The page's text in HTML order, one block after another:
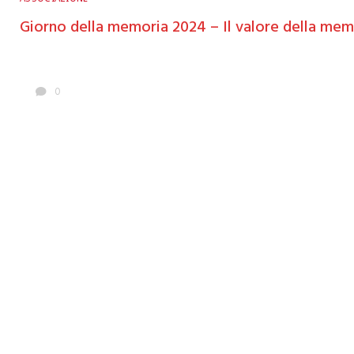
Giorno della memoria 2024 – Il valore della
0